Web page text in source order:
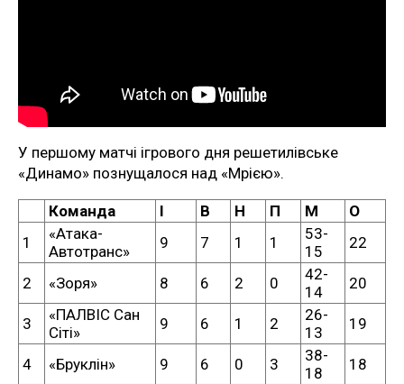
У першому матчі ігрового дня решетилівське
«Динамо» познущалося над «Мрією».
Команда І В Н П М
О
1
«Атака-
Автотранс»
9 7 1 1
53-
15
22
2 «Зоря» 8 6 2 0
42-
14
20
3
«ПАЛВІС Сан
Сіті»
9 6 1 2
26-
13
19
4 «Бруклін» 9 6 0 3
38-
18
18